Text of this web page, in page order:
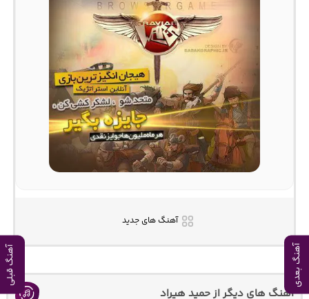
آهنگ بعدی آهنگ قبلی
آهنگ های جدید
اهنگ های دیگر از حمید هیراد